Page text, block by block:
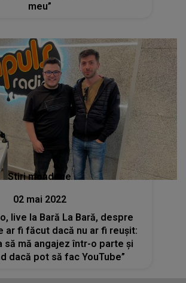
meu”
Stiri mondene
02 mai 2022
live la Bară La Bară, despre
ar fi făcut dacă nu ar fi reușit:
să mă angajez într-o parte și
dacă pot să fac YouTube”